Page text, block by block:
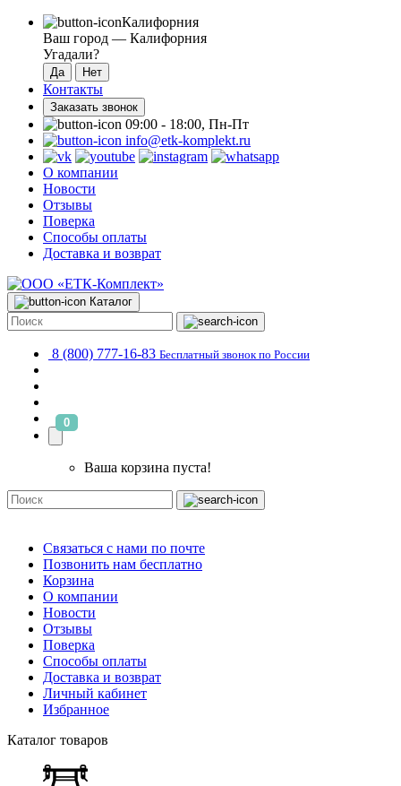
Калифорния
Ваш город — Калифорния
Угадали?
Контакты
Заказать звонок
09:00 - 18:00, Пн-Пт
info@etk-komplekt.ru
О компании
Новости
Отзывы
Поверка
Способы оплаты
Доставка и возврат
Каталог
8 (800) 777-16-83 Бесплатный звонок по России
0
Ваша корзина пуста!
Связаться с нами по почте
Позвонить нам бесплатно
Корзина
О компании
Новости
Отзывы
Поверка
Способы оплаты
Доставка и возврат
Личный кабинет
Избранное
Каталог товаров